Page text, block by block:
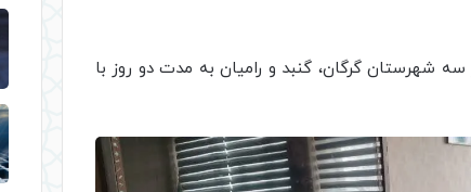
شهرستان گرگان، گنبد و رامیان به مدت دو روز با